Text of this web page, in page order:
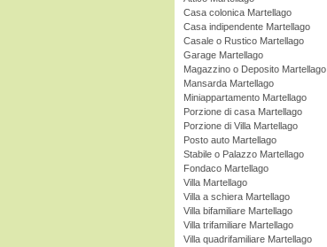
Casa colonica Martellago
Casa indipendente Martellago
Casale o Rustico Martellago
Garage Martellago
Magazzino o Deposito Martellago
Mansarda Martellago
Miniappartamento Martellago
Porzione di casa Martellago
Porzione di Villa Martellago
Posto auto Martellago
Stabile o Palazzo Martellago
Fondaco Martellago
Villa Martellago
Villa a schiera Martellago
Villa bifamiliare Martellago
Villa trifamiliare Martellago
Villa quadrifamiliare Martellago